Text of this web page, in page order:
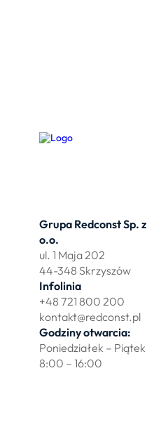
Grupa Redconst Sp. z
o.o.
ul. 1 Maja 202
44-348 Skrzyszów
Infolinia
+48 721 800 200
kontakt@redconst.pl
Godziny otwarcia:
Poniedziałek – Piątek
8:00 – 16:00